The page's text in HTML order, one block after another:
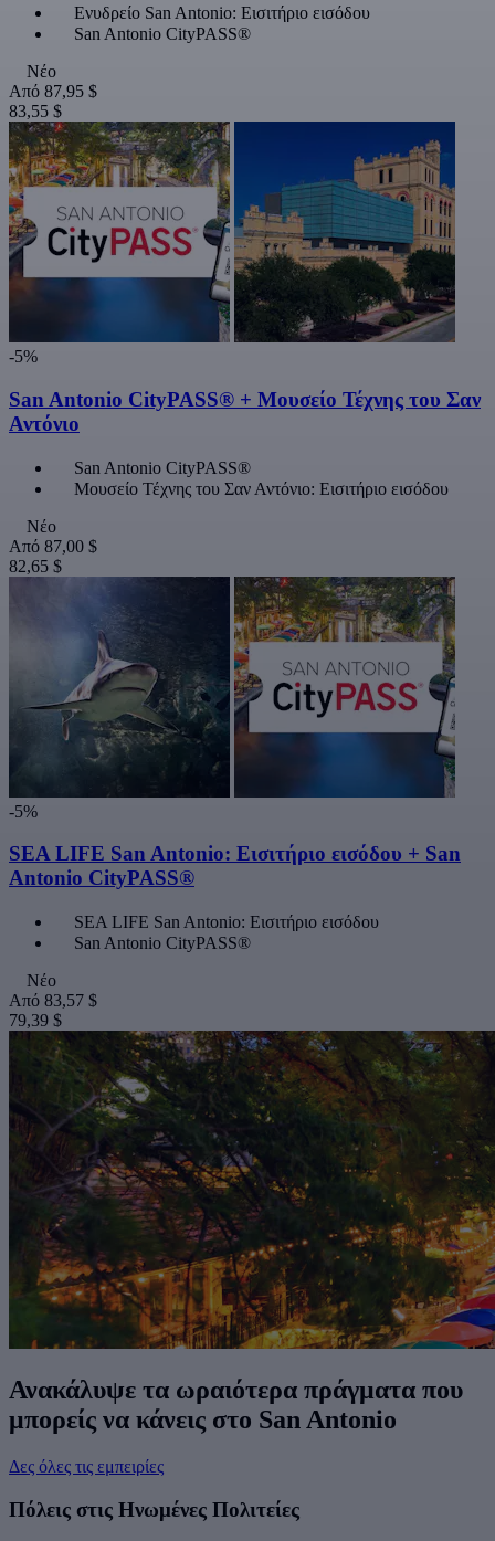
Ενυδρείο San Antonio: Εισιτήριο εισόδου
San Antonio CityPASS®
Νέο
Από 87,95 $
83,55 $
-5%
San Antonio CityPASS® + Μουσείο Τέχνης του Σαν
Αντόνιο
San Antonio CityPASS®
Μουσείο Τέχνης του Σαν Αντόνιο: Εισιτήριο εισόδου
Νέο
Από 87,00 $
82,65 $
-5%
SEA LIFE San Antonio: Εισιτήριο εισόδου + San
Antonio CityPASS®
SEA LIFE San Antonio: Εισιτήριο εισόδου
San Antonio CityPASS®
Νέο
Από 83,57 $
79,39 $
Ανακάλυψε τα ωραιότερα πράγματα που
μπορείς να κάνεις στο San Antonio
Δες όλες τις εμπειρίες
Πόλεις στις Ηνωμένες Πολιτείες